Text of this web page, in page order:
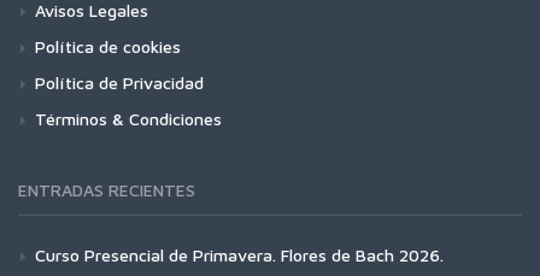
Avisos Legales
Política de cookies
Política de Privacidad
Términos & Condiciones
ENTRADAS RECIENTES
Curso Presencial de Primavera. Flores de Bach 2026.